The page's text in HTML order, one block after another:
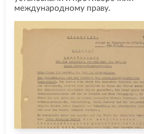
международному праву.